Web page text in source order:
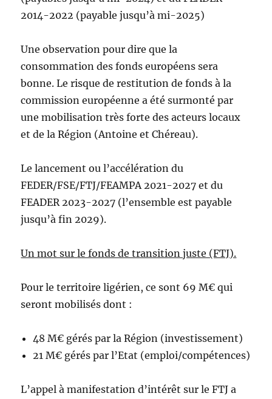
2014-2022 (payable jusqu’à mi-2025)
Une observation pour dire que la
consommation des fonds européens sera
bonne. Le risque de restitution de fonds à la
commission européenne a été surmonté par
une mobilisation très forte des acteurs locaux
et de la Région (Antoine et Chéreau).
Le lancement ou l’accélération du
FEDER/FSE/FTJ/FEAMPA 2021-2027 et du
FEADER 2023-2027 (l’ensemble est payable
jusqu’à fin 2029).
Un mot surle fonds de transition juste (FTJ).
Pour le territoire ligérien, ce sont 69 M€ qui
seront mobilisés dont :
48 M€ gérés par la Région (investissement)
21 M€ gérés par l’Etat (emploi/compétences)
L’appel à manifestation d’intérêt sur le FTJ a